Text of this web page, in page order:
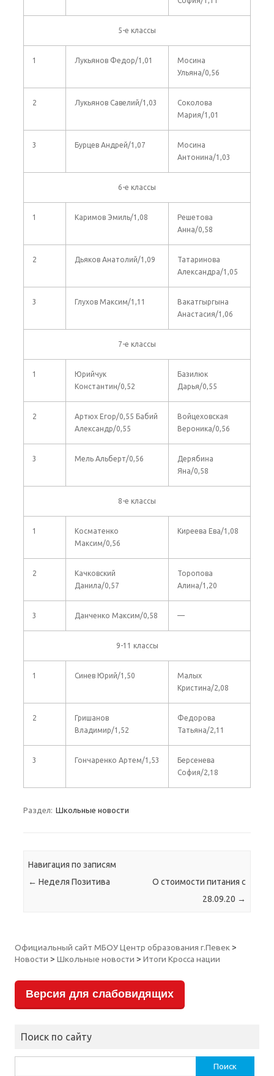
5-е классы
1 Лукьянов Федор/1,01
Мосина
Ульяна/0,56
2 Лукьянов Савелий/1,03
Соколова
Мария/1,01
3 Бурцев Андрей/1,07
Мосина
Антонина/1,03
6-е классы
1 Каримов Эмиль/1,08
Решетова
Анна/0,58
2 Дьяков Анатолий/1,09
Татаринова
Александра/1,05
3 Глухов Максим/1,11
Вакатгыргына
Анастасия/1,06
7-е классы
1
Юрийчук
Константин/0,52
Базилюк
Дарья/0,55
2
Артюх Егор/0,55 Бабий
Александр/0,55
Войцеховская
Вероника/0,56
3 Мель Альберт/0,56
Дерябина
Яна/0,58
8-е классы
1
Косматенко
Максим/0,56
Киреева Ева/1,08
2
Качковский
Данила/0,57
Торопова
Алина/1,20
3 Данченко Максим/0,58 —
9-11 классы
1 Синев Юрий/1,50
Малых
Кристина/2,08
2
Гришанов
Владимир/1,52
Федорова
Татьяна/2,11
3 Гончаренко Артем/1,53
Берсенева
София/2,18
Раздел: Школьные новости
Навигация по записям
← Неделя Позитива
О стоимости питания с
28.09.20 →
Официальный сайт МБОУ Центр образования г.Певек>
Новости > Школьные новости > Итоги Кросса нации
Версия для слабовидящих
Поиск по сайту